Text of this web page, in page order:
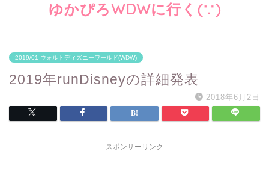
ゆかぴろWDWに行く(∵)
2019/01 ウォルトディズニーワールド(WDW)
2019年runDisneyの詳細発表
2018年6月2日
スポンサーリンク